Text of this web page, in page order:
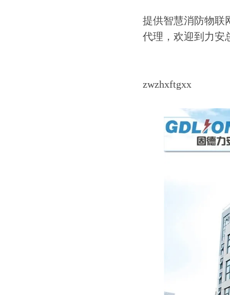
提供智慧消防物联
代理，欢迎到力安
zwzhxftgxx